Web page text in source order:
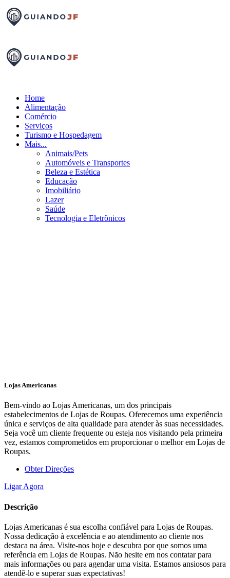
Home
Alimentação
Comércio
Serviços
Turismo e Hospedagem
Mais...
Animais/Pets
Automóveis e Transportes
Beleza e Estética
Educação
Imobiliário
Lazer
Saúde
Tecnologia e Eletrônicos
Lojas Americanas
Bem-vindo ao Lojas Americanas, um dos principais
estabelecimentos de Lojas de Roupas. Oferecemos uma experiência
única e serviços de alta qualidade para atender às suas necessidades.
Seja você um cliente frequente ou esteja nos visitando pela primeira
vez, estamos comprometidos em proporcionar o melhor em Lojas de
Roupas.
Obter Direções
Ligar Agora
Descrição
Lojas Americanas é sua escolha confiável para Lojas de Roupas.
Nossa dedicação à excelência e ao atendimento ao cliente nos
destaca na área. Visite-nos hoje e descubra por que somos uma
referência em Lojas de Roupas. Não hesite em nos contatar para
mais informações ou para agendar uma visita. Estamos ansiosos para
atendê-lo e superar suas expectativas!